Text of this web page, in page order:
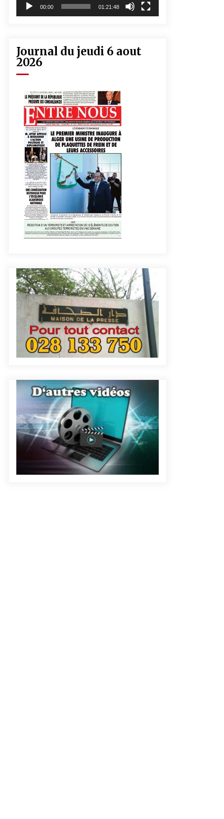
00:00 01:21:48
Journal du jeudi 6 aout
2026